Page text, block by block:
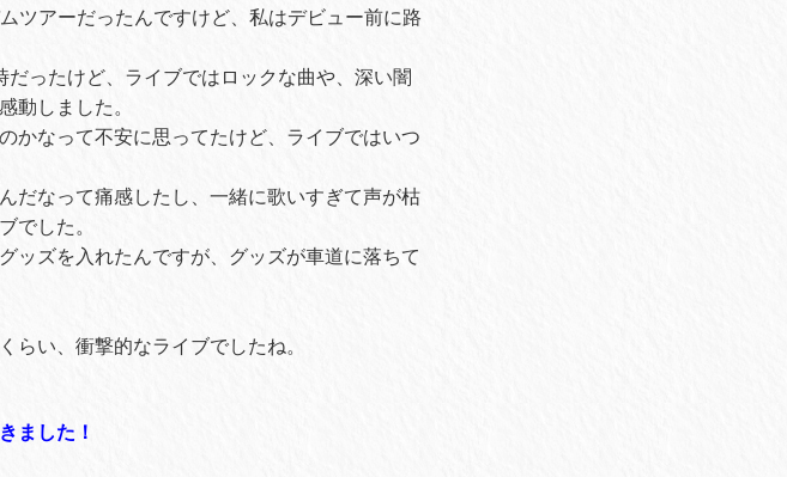
ツアーだったんですけど、私はデビュー前に路
ったけど、ライブではロックな曲や、深い闇
動しました。
かなって不安に思ってたけど、ライブではいつ
だなって痛感したし、一緒に歌いすぎて声が枯
でした。
ッズを入れたんですが、グッズが車道に落ちて
らい、衝撃的なライブでしたね。
ました！